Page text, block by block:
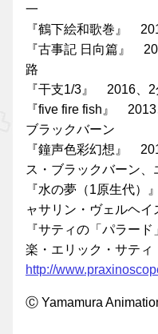
一
『鶴下絵和歌巻』
『古事記 日向篇』
路
『干支1/3』 2016、
『five fire fish』
ブラックバーン
『鐘声色彩幻想』
ス・ブラックバーン
『水の夢（1原生代
ャサリン・ヴェルヘイ
『サティの「パラー
楽・エリック・サティ
http://
Ⓒ Yamamura